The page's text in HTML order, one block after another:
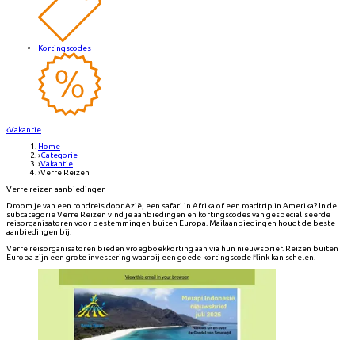
Kortingscodes
‹Vakantie
Home
›Categorie
›Vakantie
›Verre Reizen
Verre reizen aanbiedingen
Droom je van een rondreis door Azië, een safari in Afrika of een roadtrip in Amerika? In de
subcategorie Verre Reizen vind je aanbiedingen en kortingscodes van gespecialiseerde
reisorganisatoren voor bestemmingen buiten Europa. Mailaanbiedingen houdt de beste
aanbiedingen bij.
Verre reisorganisatoren bieden vroegboekkorting aan via hun nieuwsbrief. Reizen buiten
Europa zijn een grote investering waarbij een goede kortingscode flink kan schelen.